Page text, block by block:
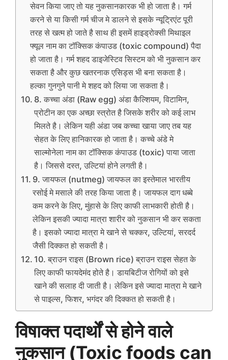
सेवन किया जाए तो यह नुकसानकारक भी हो जाता है। गर्म
करने से या किसी गर्म चीज मे डालने से इसके न्यूट्रिएंट पूरी
तरह से खत्म हो जाते है साथ ही इसमें हाइड्रोक्सी मिथाइल
फ्यूल नाम का टॉक्सिक कंपाउड (toxic compound) पैदा
हो जाता है। गर्म शहद डाइजेस्टिव सिस्टम को भी नुकसान कर
सकता है और कुछ खतरनाक एसिड्स भी बना सकता है।
हल्का गुनगुने पानी मे शहद को लिया जा सकता है।
8. कच्चा अंडा (Raw egg) अंडा कैल्शियम, विटामिन,
प्रोटीन का एक अच्छा स्त्रोत है जिसके शरीर को कई लाभ
मिलते है। लेकिन यही अंडा जब कच्चा खाया जाए तब यह
सेहत के लिए हानिकारक हो जाता है। कच्चे अंडे मे
साल्मोनेला नाम का टॉक्सिक कंपाउड (toxic) पाया जाता
है। जिससे दस्त, उल्टियां होने लगती है।
9. जायफल (nutmeg) जायफल का इस्तेमाल भारतीय
रसोई मे मसाले की तरह किया जाता है। जायफल दाग धब्बे
कम करने के लिए, मुंहासे के लिए काफी लाभकारी होती है।
लेकिन इसकी ज्यादा मात्रा शारीर को नुकसान भी कर सकता
है। इसको ज्यादा मात्रा मे खाने से चक्कर, उल्टियां, सरदर्द
जैसी दिक्कत हो सकती है।
10. ब्राउन राइस (Brown rice) ब्राउन राइस सेहत के
लिए काफी फायदेमंद होते है। डायबिटीज रोगियों को इसे
खाने की सलाह दी जाती है। लेकिन इसे ज्यादा मात्रा मे खाने
से पाइल्स, फिशर, भगंदर की दिक्कत हो सकती है।
विषाक्त पदार्थों से होने वाले
नुकसान (Toxic foods can